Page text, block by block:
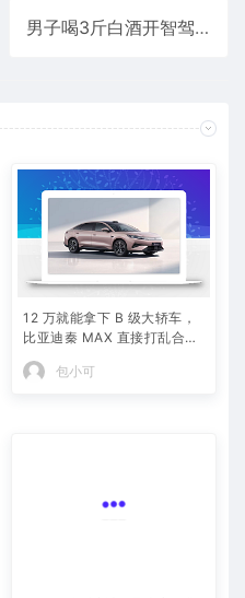
男子喝3斤白酒开智驾上高速睡着辩称没开车：吊销驾照、追究刑责
12 万就能拿下 B 级大轿车，
比亚迪秦 MAX 直接打乱合资
定价逻辑
包小可